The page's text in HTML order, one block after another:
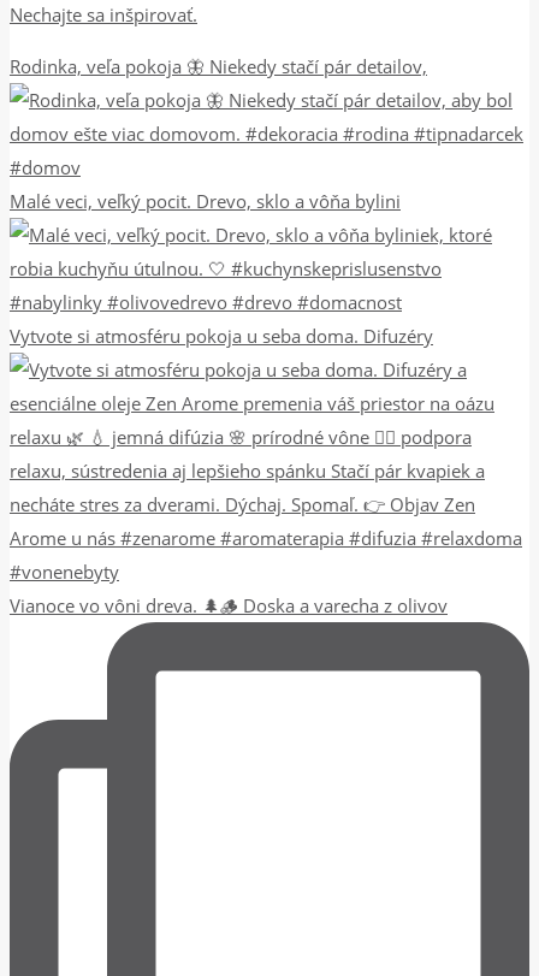
Nechajte sa inšpirovať.
Rodinka, veľa pokoja 🦋 Niekedy stačí pár detailov,
Malé veci, veľký pocit. Drevo, sklo a vôňa bylini
Vytvote si atmosféru pokoja u seba doma. Difuzéry
Vianoce vo vôni dreva. 🌲🪵 Doska a varecha z olivov